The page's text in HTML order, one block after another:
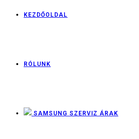
KEZDŐOLDAL
RÓLUNK
SAMSUNG SZERVIZ ÁRAK